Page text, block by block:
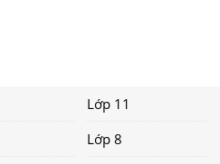
Lớp 11
Lớp 8